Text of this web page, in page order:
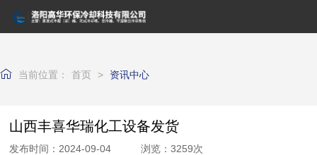
网站首页
资讯中心
当前位置： 首页 > 资讯中心
山西丰喜华瑞化工设备发货
发布时间：2024-09-04 浏览：3259次